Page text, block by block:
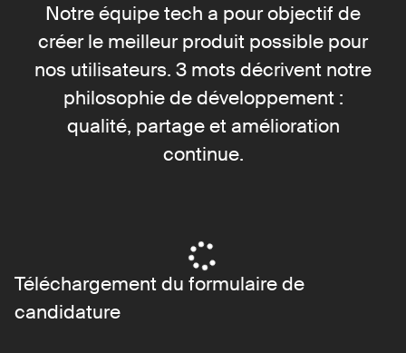
Notre équipe tech a pour objectif de
créer le meilleur produit possible pour
nos utilisateurs. 3 mots décrivent notre
philosophie de développement :
qualité, partage et amélioration
continue.
Téléchargement du formulaire de
candidature